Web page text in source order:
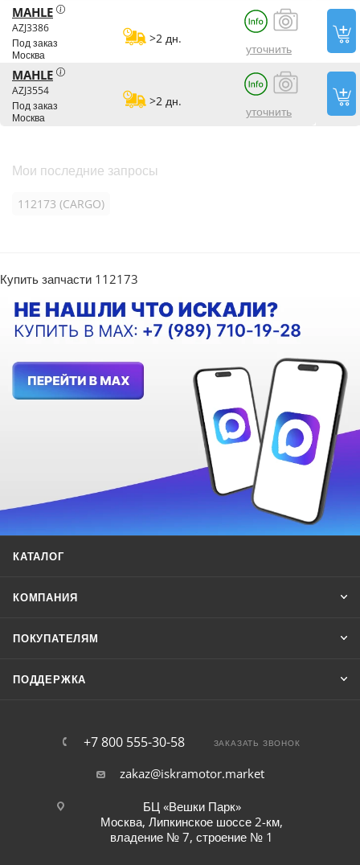
MAHLE
AZJ3386
Под заказ
Москва
>2 дн.
уточнить
MAHLE
AZJ3554
Под заказ
Москва
>2 дн.
уточнить
Мои последние запросы
112173 (CARGO)
Купить запчасти 112173
КАТАЛОГ
КОМПАНИЯ
ПОКУПАТЕЛЯМ
ПОДДЕРЖКА
+7 800 555-30-58 ЗАКАЗАТЬ ЗВОНОК
zakaz@iskramotor.market
БЦ «Вешки Парк»
Москва, Липкинское шоссе 2-км,
владение № 7, строение № 1